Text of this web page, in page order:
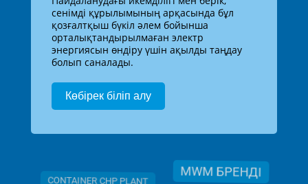
сенімді құрылымының арқасында бұл
қозғалтқыш бүкіл әлем бойынша
орталықтандырылмаған электр
энергиясын өндіру үшін ақылды таңдау
болып саналады.
Көбірек біліп алу
CONTAINER CHP PLANT
MWM БРЕНДІ